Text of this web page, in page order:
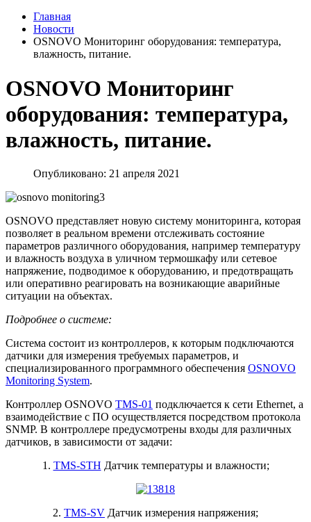
Главная
Новости
OSNOVO Мониторинг оборудования: температура,
влажность, питание.
OSNOVO Мониторинг
оборудования: температура,
влажность, питание.
Опубликовано: 21 апреля 2021
OSNOVO представляет новую систему мониторинга, которая
позволяет в реальном времени отслеживать состояние
параметров различного оборудования, например температуру
и влажность воздуха в уличном термошкафу или сетевое
напряжение, подводимое к оборудованию, и предотвращать
или оперативно реагировать на возникающие аварийные
ситуации на объектах.
Подробнее о системе:
Система состоит из контроллеров, к которым подключаются
датчики для измерения требуемых параметров, и
специализированного программного обеспечения OSNOVO
Monitoring System.
Контроллер OSNOVO TMS-01 подключается к сети Ethernet, а
взаимодействие с ПО осуществляется посредством протокола
SNMP. В контроллере предусмотрены входы для различных
датчиков, в зависимости от задачи:
1. TMS-STH Датчик температуры и влажности;
2. TMS-SV Датчик измерения напряжения;